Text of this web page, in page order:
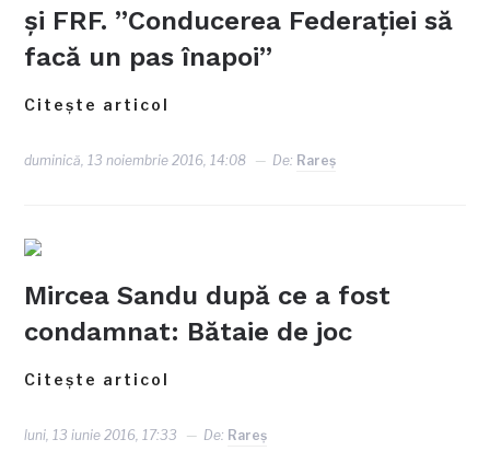
și FRF. ”Conducerea Federaţiei să
facă un pas înapoi”
Citește articol
duminică, 13 noiembrie 2016, 14:08 De: Rareş
Mircea Sandu după ce a fost
condamnat: Bătaie de joc
Citește articol
luni, 13 iunie 2016, 17:33 De: Rareş